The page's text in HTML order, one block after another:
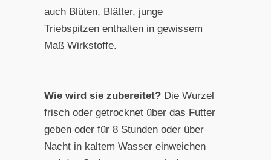
auch Blüten, Blätter, junge
Triebspitzen enthalten in gewissem
Maß Wirkstoffe.
Wie wird sie zubereitet?Die Wurzel
frisch oder getrocknet über das Futter
geben oder für 8 Stunden oder über
Nacht in kaltem Wasser einweichen